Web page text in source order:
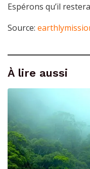
Espérons qu’il
Source:
À lire aussi